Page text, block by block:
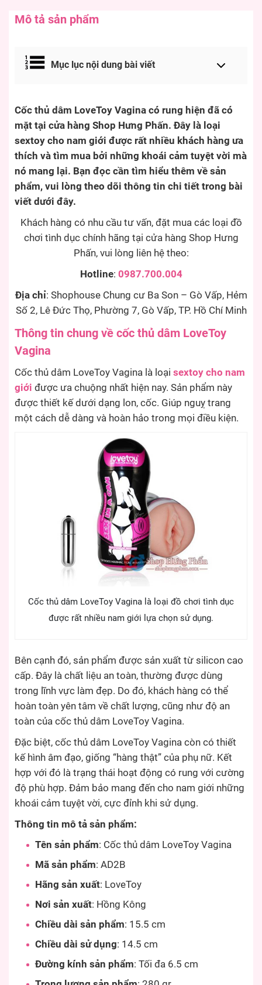
Mô tả sản phẩm
Mục lục nội dung bài viết
Cốc thủ dâm LoveToy Vagina có rung hiện đã có
mặt tại cửa hàng Shop Hưng Phấn. Đây là loại
sextoy cho nam giới được rất nhiều khách hàng ưa
thích và tìm mua bởi những khoái cảm tuyệt vời mà
nó mang lại. Bạn đọc cần tìm hiểu thêm về sản
phẩm, vui lòng theo dõi thông tin chi tiết trong bài
viết dưới đây.
Khách hàng có nhu cầu tư vấn, đặt mua các loại đồ
chơi tình dục chính hãng tại cửa hàng Shop Hưng
Phấn, vui lòng liên hệ theo:
Hotline: 0987.700.004
Địa chỉ: Shophouse Chung cư Ba Son – Gò Vấp, Hẻm
Số 2, Lê Đức Thọ, Phường 7, Gò Vấp, TP. Hồ Chí Minh
Thông tin chung về cốc thủ dâm LoveToy
Vagina
Cốc thủ dâm LoveToy Vagina là loại sextoy cho nam
giới được ưa chuộng nhất hiện nay. Sản phẩm này
được thiết kế dưới dạng lon, cốc. Giúp nguỵ trang
một cách dễ dàng và hoàn hảo trong mọi điều kiện.
Cốc thủ dâm LoveToy Vagina là loại đồ chơi tình dục
được rất nhiều nam giới lựa chọn sử dụng.
Bên cạnh đó, sản phẩm được sản xuất từ silicon cao
cấp. Đây là chất liệu an toàn, thường được dùng
trong lĩnh vực làm đẹp. Do đó, khách hàng có thể
hoàn toàn yên tâm về chất lượng, cũng như độ an
toàn của cốc thủ dâm LoveToy Vagina.
Đặc biệt, cốc thủ dâm LoveToy Vagina còn có thiết
kế hình âm đạo, giống “hàng thật” của phụ nữ. Kết
hợp với đó là trạng thái hoạt động có rung với cường
độ phù hợp. Đảm bảo mang đến cho nam giới những
khoái cảm tuyệt vời, cực đỉnh khi sử dụng.
Thông tin mô tả sản phẩm:
Tên sản phẩm: Cốc thủ dâm LoveToy Vagina
Mã sản phẩm: AD2B
Hãng sản xuất: LoveToy
Nơi sản xuất: Hồng Kông
Chiều dài sản phẩm: 15.5 cm
Chiều dài sử dụng: 14.5 cm
Đường kính sản phẩm: Tối đa 6.5 cm